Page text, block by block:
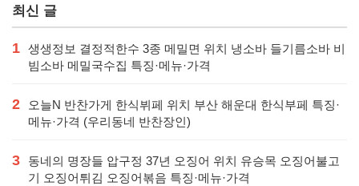
최신 글
1 생생정보 결정적한수 3종 메밀면 위치 냉소바 들기름소바 비
빔소바 메밀국수집 특징·메뉴·가격
2
오늘N 반찬가게 한식뷔페 위치 부산 해운대 한식부페 특징·
메뉴·가격 (우리동네 반찬장인)
3
동네의 명장들 압구정 37년 오징어 위치 유승목 오징어불고
기 오징어튀김 오징어볶음 특징·메뉴·가격